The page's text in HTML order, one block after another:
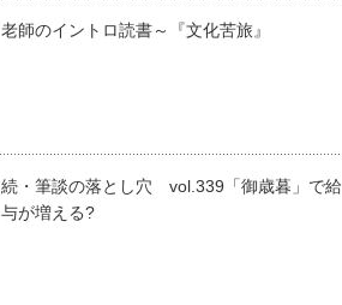
老師のイントロ読書～『文化苦旅』
続・筆談の落とし穴 vol.339「御歳暮」で給
与が増える?